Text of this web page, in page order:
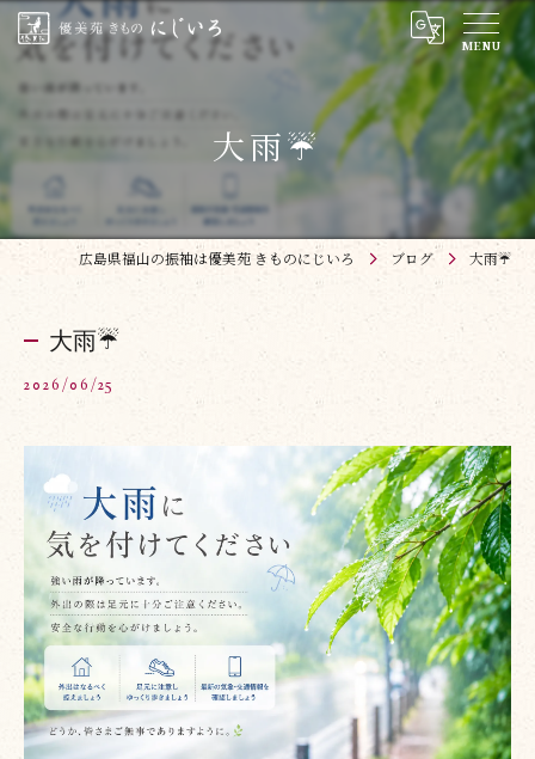
大雨☔
広島県福山の振袖は優美苑 きものにじいろ ブログ 大雨☔
大雨☔
2026/06/25